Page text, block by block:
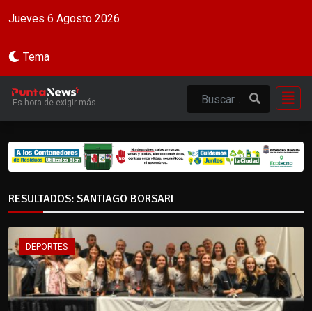
Jueves 6 Agosto 2026
Tema
Es hora de exigir más
RESULTADOS: SANTIAGO BORSARI
DEPORTES